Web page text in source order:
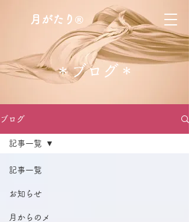
月がたり®
​＊ブログ＊
ブログ
記事一覧
お知らせ
月からのメ
記事一覧